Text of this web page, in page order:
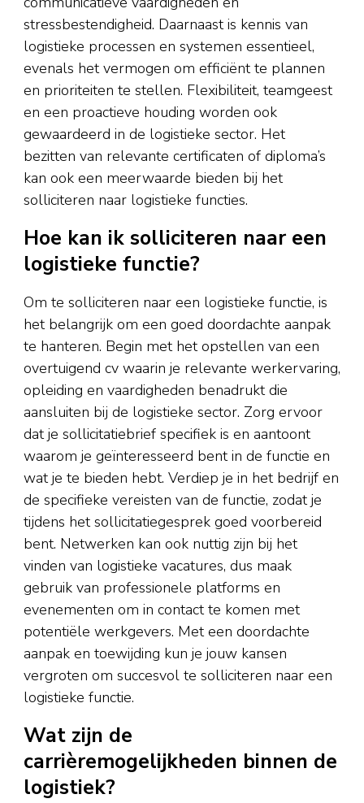
stressbestendigheid. Daarnaast is kennis van
logistieke processen en systemen essentieel,
evenals het vermogen om efficiënt te plannen
en prioriteiten te stellen. Flexibiliteit, teamgeest
en een proactieve houding worden ook
gewaardeerd in de logistieke sector. Het
bezitten van relevante certificaten of diploma’s
kan ook een meerwaarde bieden bij het
solliciteren naar logistieke functies.
Hoe kan ik solliciteren naar een
logistieke functie?
Om te solliciteren naar een logistieke functie, is
het belangrijk om een goed doordachte aanpak
te hanteren. Begin met het opstellen van een
overtuigend cv waarin je relevante werkervaring,
opleiding en vaardigheden benadrukt die
aansluiten bij de logistieke sector. Zorg ervoor
dat je sollicitatiebrief specifiek is en aantoont
waarom je geïnteresseerd bent in de functie en
wat je te bieden hebt. Verdiep je in het bedrijf en
de specifieke vereisten van de functie, zodat je
tijdens het sollicitatiegesprek goed voorbereid
bent. Netwerken kan ook nuttig zijn bij het
vinden van logistieke vacatures, dus maak
gebruik van professionele platforms en
evenementen om in contact te komen met
potentiële werkgevers. Met een doordachte
aanpak en toewijding kun je jouw kansen
vergroten om succesvol te solliciteren naar een
logistieke functie.
Wat zijn de
carrièremogelijkheden binnen de
logistiek?